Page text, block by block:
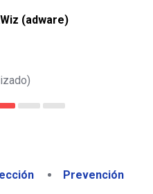
(adware)
Prevención